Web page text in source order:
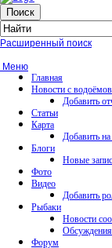
Расширенный поиск
Меню
Главная
Новости с водоёмов
Добавить
Статьи
Карта
Добавить на
Блоги
Новые
Фото
Видео
Добавить
Рыбаки
Новости
Обсуждения
Форум